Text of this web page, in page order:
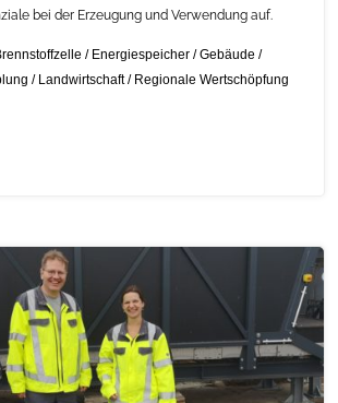
bei der Erzeugung und Verwendung auf.
/ Energiespeicher /Gebäude /
/ Landwirtschaft/ Regionale Wertschöpfung